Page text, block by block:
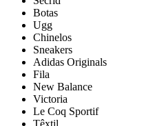
Botas
Ugg
Chinelos
Sneakers
Adidas Originals
Fila
New Balance
Victoria
Le Coq Sportif
Têxtil